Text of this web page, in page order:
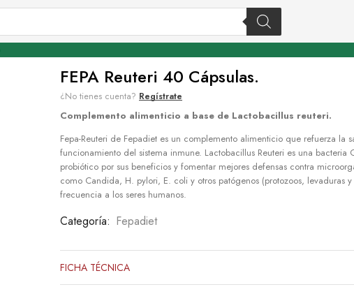
FEPA Reuteri 40 Cápsulas.
¿No tienes cuenta? Regístrate
Complemento alimenticio a base de Lactobacillus reuteri.
Fepa-Reuteri de Fepadiet es un complemento alimenticio que refuerza la
funcionamiento del sistema inmune. Lactobacillus Reuteri es una bacteria
probiótico por sus beneficios y fomentar mejores defensas contra
como Candida, H. pylori, E. coli y otros patógenos (protozoos, levaduras
frecuencia a los seres humanos.
Categoría: Fepadiet
FICHA TÉCNICA